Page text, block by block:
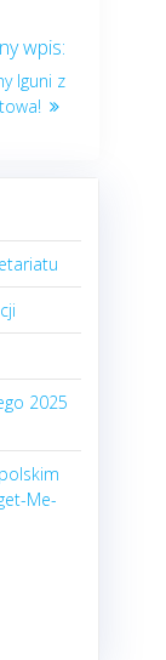
Iguni z
2025
Me-